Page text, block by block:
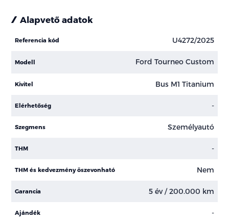
Alapvető adatok
Referencia kód U4272/2025
Modell Ford Tourneo Custom
Kivitel Bus M1 Titanium
Elérhetőség -
Szegmens Személyautó
THM -
THM és kedvezmény öszevonható Nem
Garancia 5 év / 200.000 km
Ajándék -